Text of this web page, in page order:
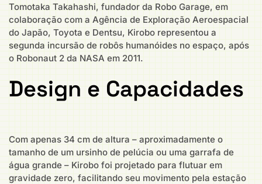
Tomotaka Takahashi, fundador da Robo Garage, em
colaboração com a Agência de Exploração Aeroespacial
do Japão, Toyota e Dentsu, Kirobo representou a
segunda incursão de robôs humanóides no espaço, após
o Robonaut 2 da NASA em 2011.
Design e Capacidades
Com apenas 34 cm de altura – aproximadamente o
tamanho de um ursinho de pelúcia ou uma garrafa de
água grande – Kirobo foi projetado para flutuar em
gravidade zero, facilitando seu movimento pela estação